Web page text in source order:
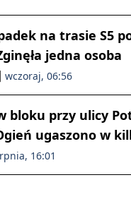
na trasie S5
jedna osoba
wczoraj, 06:56
bloku przy ulicy
ugaszono w
16:01